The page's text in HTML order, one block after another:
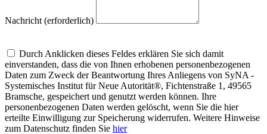
Nachricht (erforderlich)
Durch Anklicken dieses Feldes erklären Sie sich damit
einverstanden, dass die von Ihnen erhobenen personenbezogenen
Daten zum Zweck der Beantwortung Ihres Anliegens von SyNA -
Systemisches Institut für Neue Autorität®, Fichtenstraße 1, 49565
Bramsche, gespeichert und genutzt werden können. Ihre
personenbezogenen Daten werden gelöscht, wenn Sie die hier
erteilte Einwilligung zur Speicherung widerrufen. Weitere Hinweise
zum Datenschutz finden Sie hier